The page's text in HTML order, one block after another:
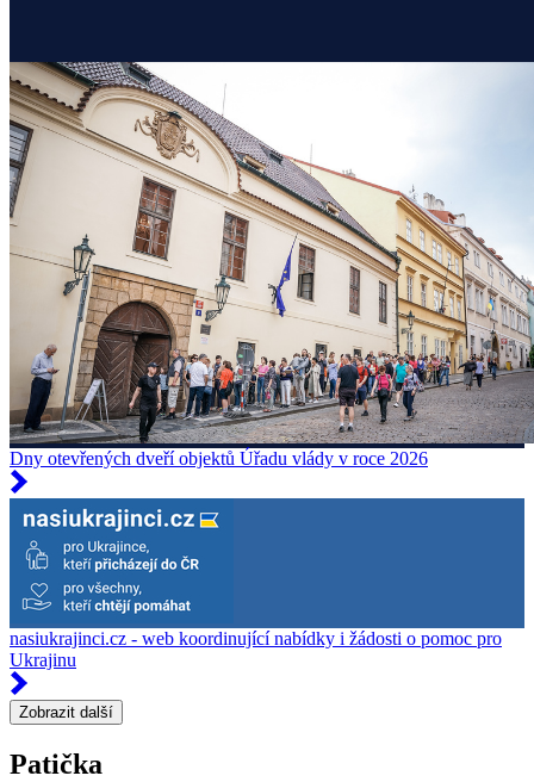
Dny otevřených dveří objektů Úřadu vlády v roce 2026
nasiukrajinci.cz - web koordinující nabídky i žádosti o pomoc pro
Ukrajinu
Zobrazit další
Patička